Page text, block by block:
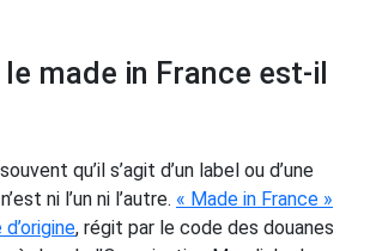
made in France est-il
qu’il s’agit d’un label ou d’une
ni l’un ni l’autre. « Made in France »
, régit par le code des douanes